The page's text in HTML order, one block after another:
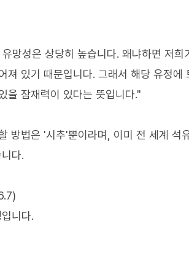
망성은 상당히 높습니다. 왜냐하면 저
져 있기 때문입니다. 그래서 해당 유정에
을 잠재력이 있다는 뜻입니다."
방법은 '시추'뿐이라며, 이미 전 세계 석
다.
니다.